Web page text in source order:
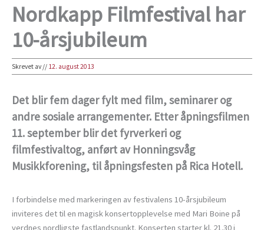
Nordkapp Filmfestival har
10-årsjubileum
Skrevet av// 12. august 2013
Det blir fem dager fylt med film, seminarer og
andre sosiale arrangementer. Etter åpningsfilmen
11. september blir det fyrverkeri og
filmfestivaltog, anført av Honningsvåg
Musikkforening, til åpningsfesten på Rica Hotell.
I forbindelse med markeringen av festivalens 10-årsjubileum
inviteres det til en magisk konsertopplevelse med Mari Boine på
verdnes nordligste fastlandspunkt. Konserten starter kl. 21.30 i